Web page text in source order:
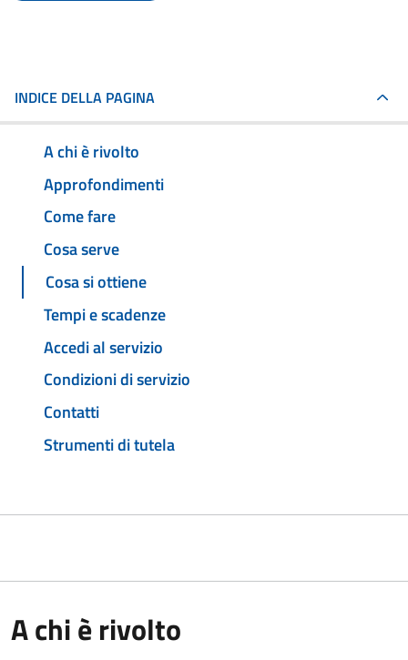
INDICE DELLA PAGINA
A chi è rivolto
Approfondimenti
Come fare
Cosa serve
Cosa si ottiene
Tempi e scadenze
Accedi al servizio
Condizioni di servizio
Contatti
Strumenti di tutela
A chi è rivolto